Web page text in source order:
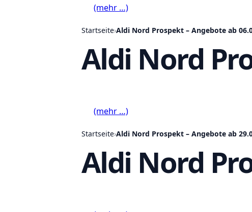
(mehr …)
Startseite›Aldi Nord Prospekt – Angebote ab
Aldi Nord
(mehr …)
Startseite›Aldi Nord Prospekt – Angebote ab
Aldi Nord